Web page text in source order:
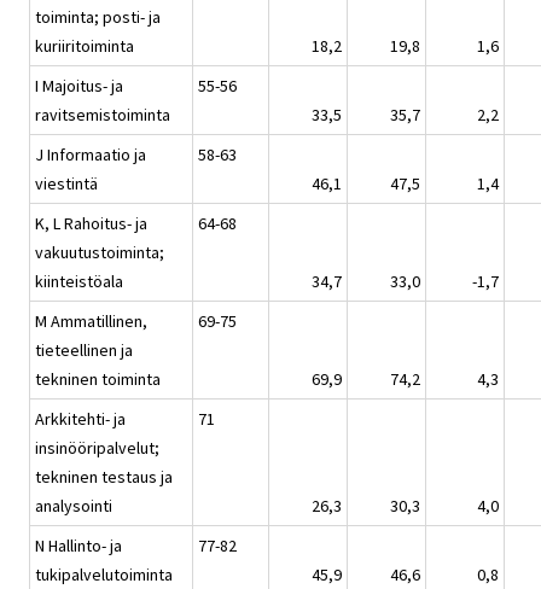
toiminta; posti- ja
kuriiritoiminta
18,2 19,8
1,6
I Majoitus- ja
ravitsemistoiminta
55-56
33,5
35,7
2,2
J Informaatio ja
viestintä
58-63
46,1
47,5
1,4
K, L Rahoitus- ja
vakuutustoiminta;
kiinteistöala
64-68
34,7 33,0
-1,7
M Ammatillinen,
tieteellinen ja
tekninen toiminta
69-75
69,9 74,2
4,3
Arkkitehti- ja
insinööripalvelut;
tekninen testaus ja
analysointi
71
26,3 30,3
4,0
N Hallinto- ja
tukipalvelutoiminta
77-82
45,9
46,6 0,8